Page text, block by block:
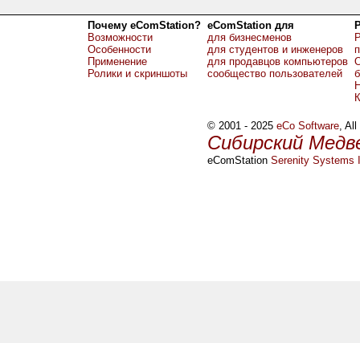
Почему eComStation?
Возможности
Особенности
Применение
Ролики и скриншоты
eComStation для
для бизнесменов
для студентов и инженеров
для продавцов компьютеров
сообщество пользователей
© 2001 - 2025eCo Software, All
Сибирский
eComStationSerenity Systems